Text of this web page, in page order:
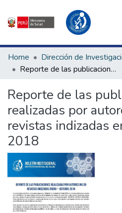
Communities & Collections
All of DSpace
Estadísticas Externas
Enlaces de interés ▾
Home
Reporte de las publicaciones realizadas por autores INS en revistas indizadas enero-agosto 2018
Reporte de las
realizadas por
revistas indizadas
2018